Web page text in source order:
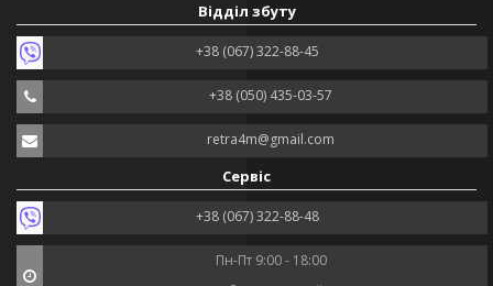
Відділ збуту
+38 (067) 322-88-45
+38 (050) 435-03-57
retra4m@gmail.com
Сервіс
+38 (067) 322-88-48
Пн-Пт 9:00 - 18:00